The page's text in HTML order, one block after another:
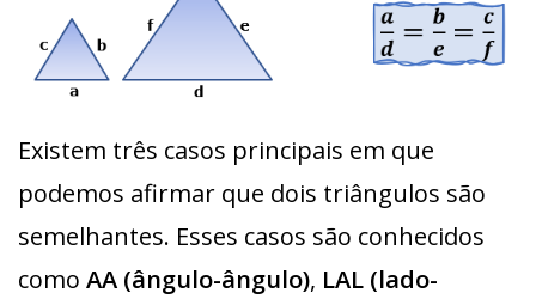
Existem três casos principais em que
podemos afirmar que dois triângulos são
semelhantes. Esses casos são conhecidos
como AA (ângulo-ângulo), LAL (lado-